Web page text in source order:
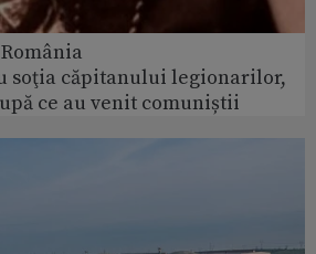
soţia căpitanului legionarilor,
ce au venit comuniștii